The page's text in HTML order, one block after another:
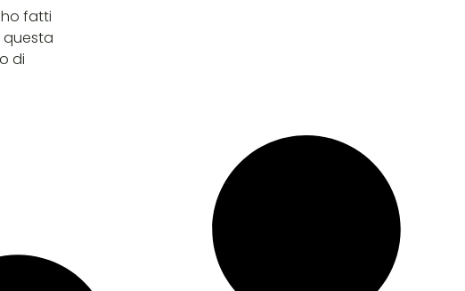
fatti
questa
di